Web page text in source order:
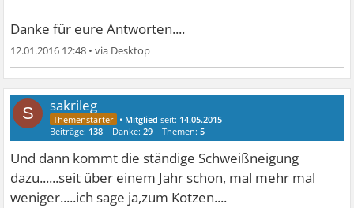
Danke für eure Antworten....
12.01.2016 12:48 •
S sakrileg
• Mitglied seit: 14.05.2015
Beiträge: 138 Danke:29 Themen:5
Und dann kommt die ständige Schweißneigung
dazu......seit über einem Jahr schon, mal mehr mal
weniger.....ich sage ja,zum Kotzen....